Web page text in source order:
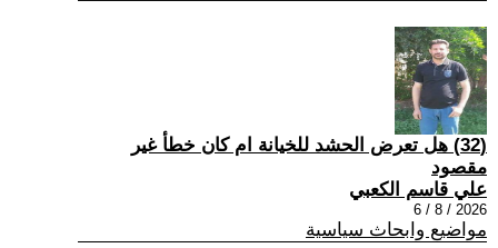
(32) هل تعرض الحشد للخيانة ام كان خطأ غير
مقصود
علي قاسم الكعبي
2026 / 8 / 6
مواضيع وابحاث سياسية